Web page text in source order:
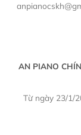
AN PIANO
Từ ngày 23/1/